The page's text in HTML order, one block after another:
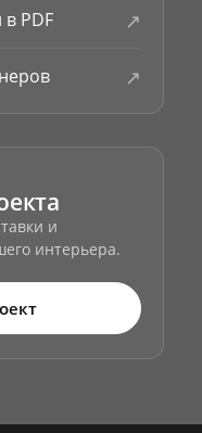
PDF ↗
↗
и
интерьера.